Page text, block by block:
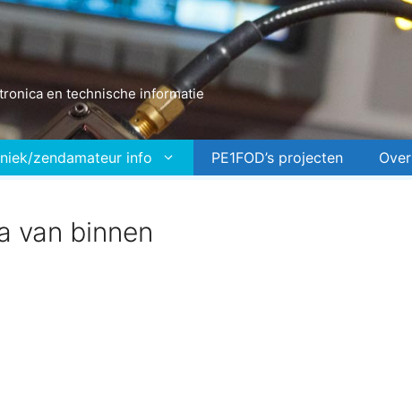
en technische informatie
zendamateur info PE1FOD’s projecten Over
van binnen